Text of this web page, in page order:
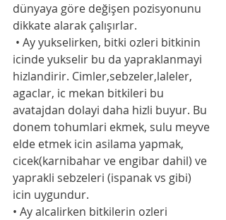
dünyaya göre değişen pozisyonunu
dikkate alarak çalışırlar.
icinde yukselir bu da yapraklanmayi
hizlandirir. Cimler,sebzeler,laleler,
agaclar, ic mekan bitkileri bu
avatajdan dolayi daha hizli buyur. Bu
donem tohumlari ekmek, sulu meyve
elde etmek icin asilama yapmak,
cicek(karnibahar ve engibar dahil) ve
yaprakli sebzeleri (ispanak vs gibi)
icin uygundur.
• Ay alcalirken bitkilerin ozleri